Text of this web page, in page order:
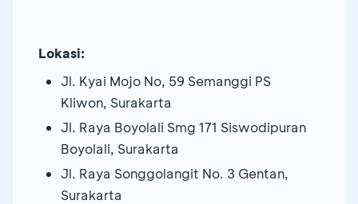
Lokasi:
Jl. Kyai Mojo No, 59 Semanggi PS
Kliwon, Surakarta
Jl. Raya Boyolali Smg 171 Siswodipuran
Boyolali, Surakarta
Jl. Raya Songgolangit No. 3 Gentan,
Surakarta